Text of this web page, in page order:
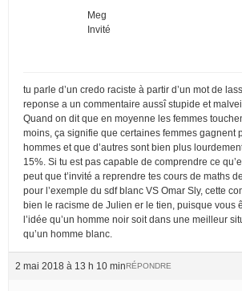
Meg
Invité
tu parle d’un credo raciste à partir d’un mot de
reponse a un commentaire aussî stupide et
Quand on dit que en moyenne les femmes
moins, ça signifie que certaines femmes gagnent
hommes et que d’autres sont bien plus
15%. Si tu est pas capable de comprendre ce
peut que t’invité a reprendre tes cours de maths
pour l’exemple du sdf blanc VS Omar Sly, cette
bien le racisme de Julien er le tien, puisque vous
l’idée qu’un homme noir soit dans une meilleur
qu’un homme blanc.
2 mai 2018 à 13 h 10 minRÉPONDRE